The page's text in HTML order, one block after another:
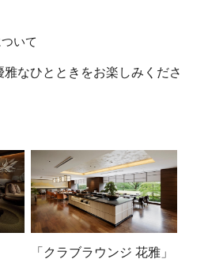
いて
なひとときをお楽しみくださ
「クラブラウンジ 花雅」